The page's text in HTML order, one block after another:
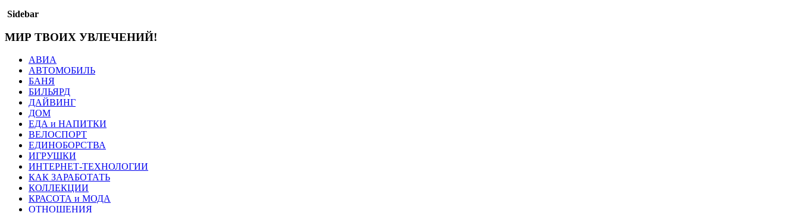
Sidebar
МИР ТВОИХ УВЛЕЧЕНИЙ!
АВИА
АВТОМОБИЛЬ
БАНЯ
БИЛЬЯРД
ДАЙВИНГ
ДОМ
ЕДА и НАПИТКИ
ВЕЛОСПОРТ
ЕДИНОБОРСТВА
ИГРУШКИ
ИНТЕРНЕТ-ТЕХНОЛОГИИ
КАК ЗАРАБОТАТЬ
КОЛЛЕКЦИИ
КРАСОТА и МОДА
ОТНОШЕНИЯ